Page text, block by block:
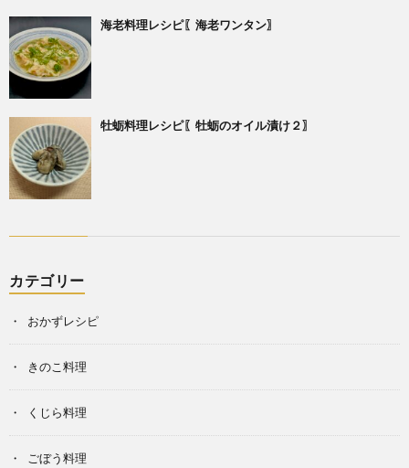
海老料理レシピ〖海老ワンタン〗
牡蛎料理レシピ〖牡蛎のオイル漬け２〗
カテゴリー
おかずレシピ
きのこ料理
くじら料理
ごぼう料理